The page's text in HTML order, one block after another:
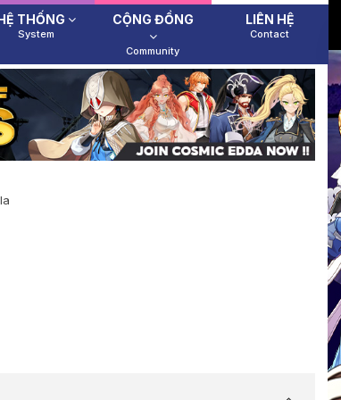
THỐNG
System
CỘNG ĐỒNG
Community
LIÊN HỆ
Contact